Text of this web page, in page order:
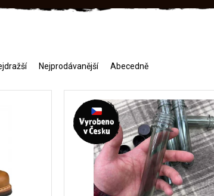
Nejprodávanější Abecedně